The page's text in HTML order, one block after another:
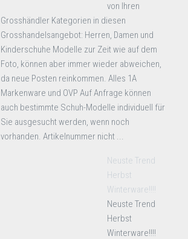
von Ihren
Grosshändler Kategorien in diesen
Grosshandelsangebot: Herren, Damen und
Kinderschuhe Modelle zur Zeit wie auf dem
Foto, können aber immer wieder abweichen,
da neue Posten reinkommen. Alles 1A
Markenware und OVP Auf Anfrage können
auch bestimmte Schuh-Modelle individuell für
Sie ausgesucht werden, wenn noch
vorhanden. Artikelnummer nicht ...
Neuste Trend
Herbst
Winterware!!!!
Neuste Trend
Herbst
Winterware!!!!